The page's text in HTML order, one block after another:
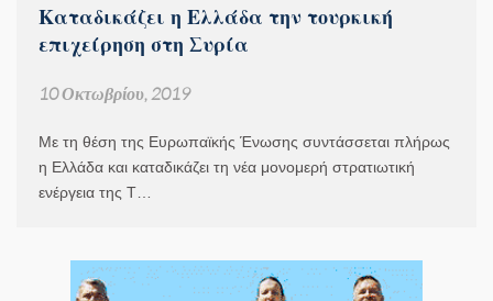
Καταδικάζει η Ελλάδα την τουρκική
επιχείρηση στη Συρία
10 Οκτωβρίου, 2019
Με τη θέση της Ευρωπαϊκής Ένωσης συντάσσεται πλήρως
η Ελλάδα και καταδικάζει τη νέα μονομερή στρατιωτική
ενέργεια της Τ…